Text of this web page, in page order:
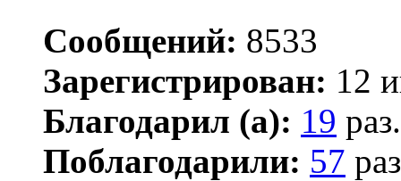
Сообщений: 8533
Зарегистрирован: 12
Благодарил (а): 19 раз.
Поблагодарили: 57